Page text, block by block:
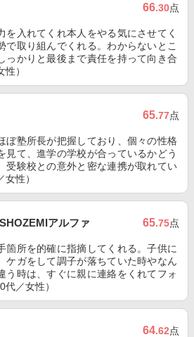
66.30点
を入れてくれ本人をやる気にさせてく
で取り組んでくれる。わからないとこ
っかりと最後まで責任を持って向き合
）
65.77点
ぼ塾所長が把握しており、個々の性格
見て、進学の学校が合っているかどう
受験校との意外と密な連携が取れてい
性）
アルファ 65.75点
箇所を的確に指摘してくれる。子供に
ケガをして調子が落ちていた時やなん
う時は、すぐに親に連絡をくれてフォ
／女性）
64.62点